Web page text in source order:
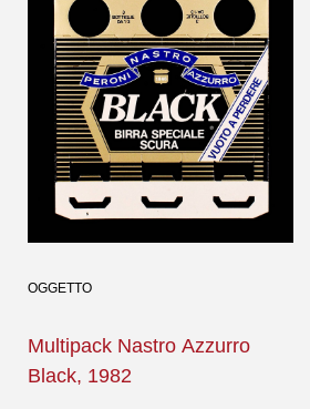
OGGETTO
Multipack Nastro Azzurro
Black, 1982